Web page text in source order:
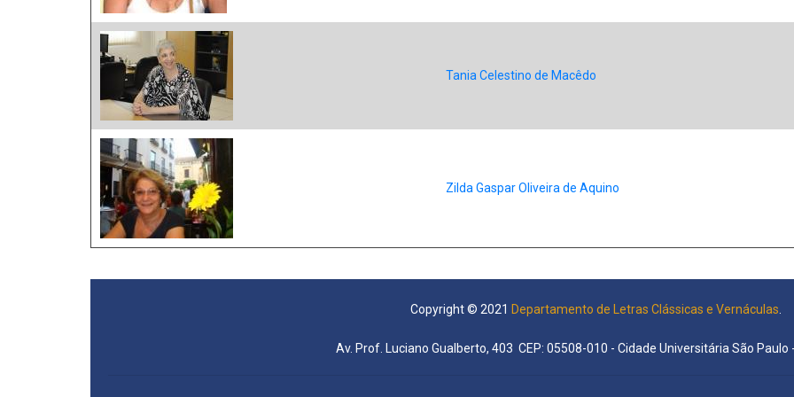
Tania Celestino de Macêdo
Zilda Gaspar Oliveira de Aquino
Copyright © 2021 Departamento de Letras Clássicas e Vernáculas
Av. Prof. Luciano Gualberto, 403 CEP: 05508-010 - Cidade Universitária São Paulo